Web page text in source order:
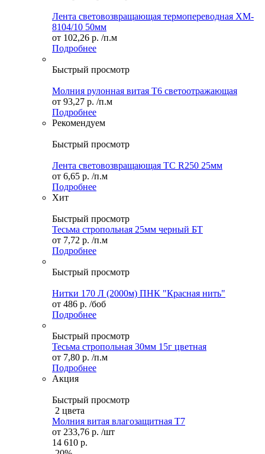
Лента световозвращающая термопереводная XM-
8104/10 50мм
от 102,26 р. /п.м
Подробнее
Быстрый просмотр
Молния рулонная витая Т6 светоотражающая
от 93,27 р. /п.м
Подробнее
Рекомендуем
Быстрый просмотр
Лента световозвращающая ТС R250 25мм
от 6,65 р. /п.м
Подробнее
Хит
Быстрый просмотр
Тесьма стропольная 25мм черный БТ
от 7,72 р. /п.м
Подробнее
Быстрый просмотр
Нитки 170 Л (2000м) ПНК "Красная нить"
от 486 р. /боб
Подробнее
Быстрый просмотр
Тесьма стропольная 30мм 15г цветная
от 7,80 р. /п.м
Подробнее
Акция
Быстрый просмотр
2 цвета
Молния витая влагозащитная Т7
от 233,76 р. /шт
14 610 р.